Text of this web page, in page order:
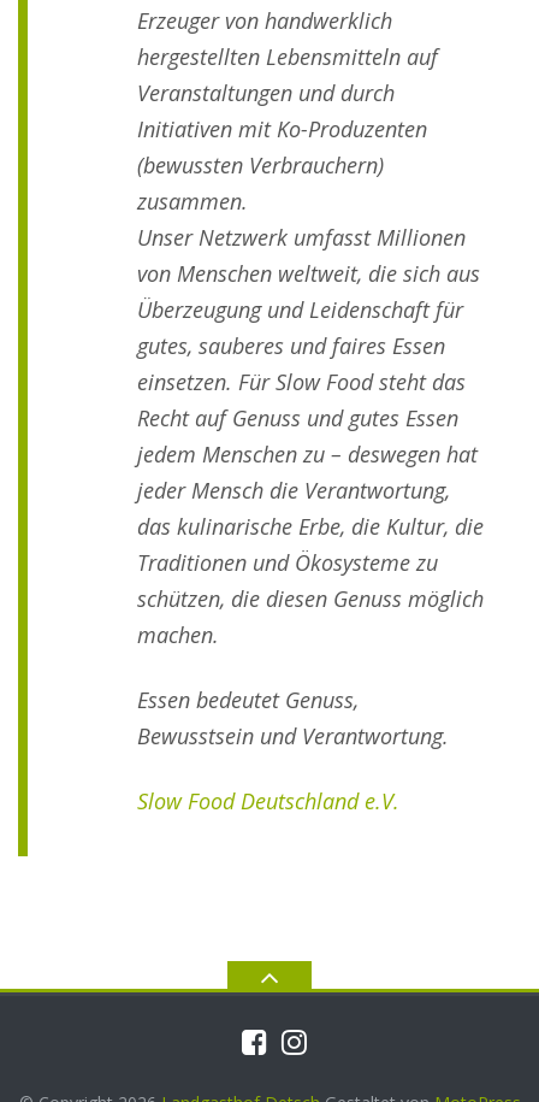
Erzeuger von handwerklich
hergestellten Lebensmitteln auf
Veranstaltungen und durch
Initiativen mit Ko-Produzenten
(bewussten Verbrauchern)
zusammen.
Unser Netzwerk umfasst Millionen
von Menschen weltweit, die sich aus
Überzeugung und Leidenschaft für
gutes, sauberes und faires Essen
einsetzen. Für Slow Food steht das
Recht auf Genuss und gutes Essen
jedem Menschen zu – deswegen hat
jeder Mensch die Verantwortung,
das kulinarische Erbe, die Kultur, die
Traditionen und Ökosysteme zu
schützen, die diesen Genuss möglich
machen.
Essen bedeutet Genuss,
Bewusstsein und Verantwortung.
Slow Food Deutschland e.V.